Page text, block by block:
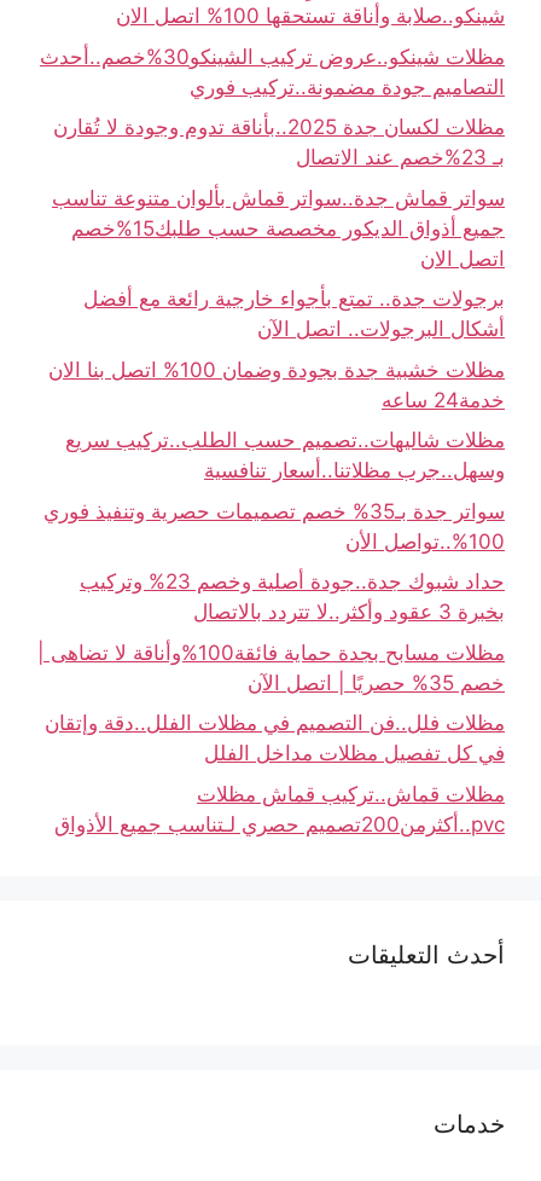
شينكو..صلابة وأناقة تستحقها 100% اتصل الان
مظلات شينكو..عروض تركيب الشينكو30%خصم..أحدث
التصاميم جودة مضمونة..تركيب فوري
مظلات لكسان جدة 2025..بأناقة تدوم وجودة لا تُقارن
بـ 23%خصم عند الاتصال
سواتر قماش جدة..سواتر قماش بألوان متنوعة تناسب
جميع أذواق الديكور مخصصة حسب طلبك15%خصم
اتصل الان
برجولات جدة.. تمتع بأجواء خارجية رائعة مع أفضل
أشكال البرجولات.. اتصل الآن
مظلات خشبية جدة بجودة وضمان 100% اتصل بنا الان
خدمة24 ساعه
مظلات شاليهات..تصميم حسب الطلب..تركيب سريع
وسهل..جرب مظلاتنا..أسعار تنافسية
سواتر جدة بـ35% خصم تصميمات حصرية وتنفيذ فوري
100%..تواصل الأن
حداد شبوك جدة..جودة أصلية وخصم 23% وتركيب
بخبرة 3 عقود وأكثر..لا تتردد بالاتصال
مظلات مسابح بجدة حماية فائقة100%وأناقة لا تضاهى |
خصم 35% حصريًا | اتصل الآن
مظلات فلل..فن التصميم في مظلات الفلل..دقة وإتقان
في كل تفصيل مظلات مداخل الفلل
مظلات قماش..تركيب قماش مظلات
pvc..أكثرمن200تصميم حصري لـتناسب جميع الأذواق
أحدث التعليقات
خدمات